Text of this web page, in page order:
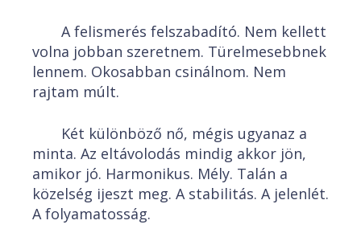
A felismerés felszabadító. Nem kellett
volna jobban szeretnem. Türelmesebbnek
lennem. Okosabban csinálnom. Nem
rajtam múlt.
Két különböző nő, mégis ugyanaz a
minta. Az eltávolodás mindig akkor jön,
amikor jó. Harmonikus. Mély. Talán a
közelség ijeszt meg. A stabilitás. A jelenlét.
A folyamatosság.